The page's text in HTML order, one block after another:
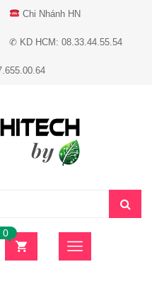
Chi Nhánh HN
✆ KD HCM: 08.33.44.55.54
0